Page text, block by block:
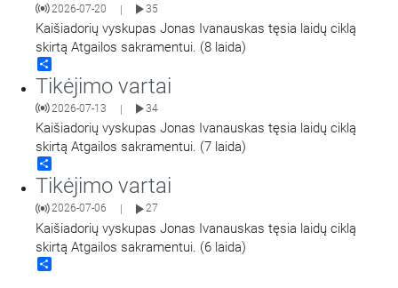
2026-07-20 | 35
Kaišiadorių vyskupas Jonas Ivanauskas tęsia laidų ciklą
skirtą Atgailos sakramentui. (8 laida)
Tikėjimo vartai
2026-07-13 | 34
Kaišiadorių vyskupas Jonas Ivanauskas tęsia laidų ciklą
skirtą Atgailos sakramentui. (7 laida)
Tikėjimo vartai
2026-07-06 27
Kaišiadorių vyskupas Jonas Ivanauskas tęsia laidų ciklą
skirtą Atgailos sakramentui. (6 laida)